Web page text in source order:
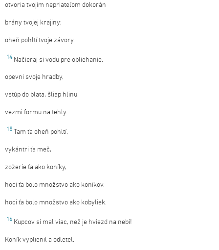
otvoria tvojim nepriateľom dokorán
brány tvojej krajiny;
oheň pohltí tvoje závory.
14 Načieraj si vodu pre obliehanie,
opevni svoje hradby,
vstúp do blata, šliap hlinu,
vezmi formu na tehly.
15 Tam ťa oheň pohltí,
vykántri ťa meč,
zožerie ťa ako koníky,
hoci ťa bolo množstvo ako koníkov,
hoci ťa bolo množstvo ako kobyliek.
16 Kupcov si mal viac, než je hviezd na nebi!
Koník vyplienil a odletel.